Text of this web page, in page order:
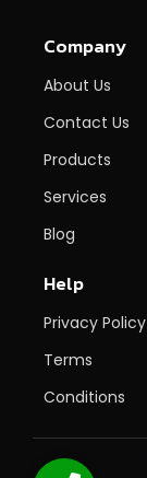
Company
About Us
Contact Us
Products
Services
Blog
Help
Privacy Policy
Terms
Conditions